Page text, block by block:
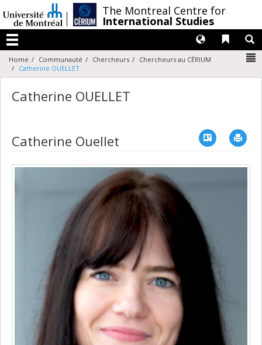
au
contenu
The Montreal Centre for
International Studies
Menu
Liens
Langues
Home Communauté Chercheurs
Chercheurs au CÉRIUM
Catherine OUELLET
Catherine OUELLET
Catherine Ouellet Vcard